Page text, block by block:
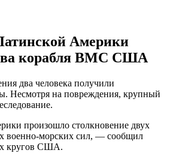
Америки
корабля ВМС США
два человека получили
Несмотря на повреждения, крупный
произошло столкновение двух
военно-морских сил, — сообщил
кругов США.